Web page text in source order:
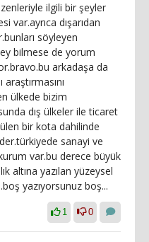
ilgili bir şeyler
var.ayrıca dışarıdan
söyleyen
bilmese de yorum
arkadaşa da
ülkede bizim
dış ülkeler ile ticaret
bir kota dahilinde
sanayi ve
var.bu derece büyük
altına yazılan yüzeysel
yazıyorsunuz boş...
1 0